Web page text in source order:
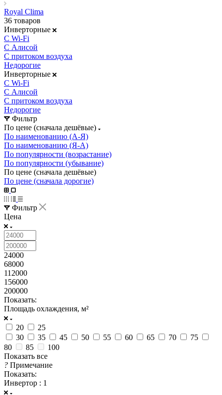
Royal Clima
36 товаров
Инверторные
С Wi-Fi
С Алисой
С притоком воздуха
Недорогие
Инверторные
С Wi-Fi
С Алисой
С притоком воздуха
Недорогие
Фильтр
По цене (сначала дешёвые)
По наименованию (А-Я)
По наименованию (Я-А)
По популярности (возрастание)
По популярности (убывание)
По цене (сначала дешёвые)
По цене (сначала дорогие)
Фильтр
Цена
24000
68000
112000
156000
200000
Показать:
Площадь охлаждения, м²
20
25
30
35 45 50 55 60 65 70
75
80
85
100
Показать все
? Примечание
Показать:
Инвертор : 1